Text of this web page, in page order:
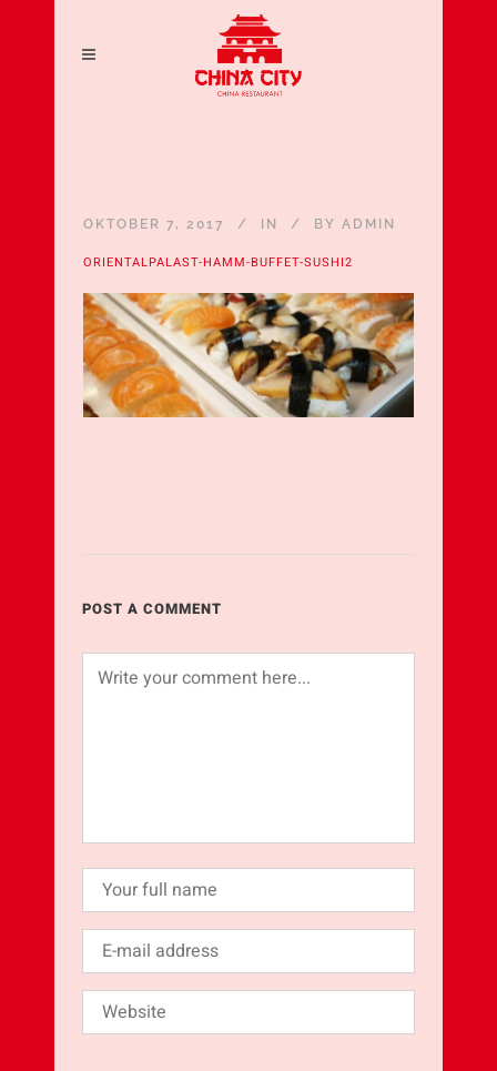
OKTOBER 7, 2017 IN BY ADMIN
ORIENTALPALAST-HAMM-BUFFET-SUSHI2
POST A COMMENT